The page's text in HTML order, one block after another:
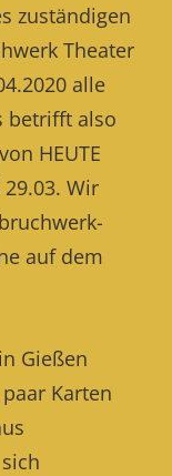
zuständigen
Theater
alle
betrifft also
HEUTE
29.03. Wir
auf dem
Gießen
paar Karten